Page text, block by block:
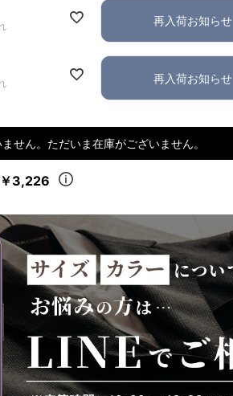
再入荷お知らせ
再入荷お知らせ
せん。ただいま在庫がございません。
￥3,226